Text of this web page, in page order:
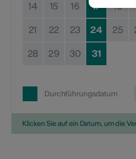
14 15 16 17 18
21 22 23 24 25
28 29 30 31
Durchführungsdatum
Klicken Sie auf ein Datum, um die